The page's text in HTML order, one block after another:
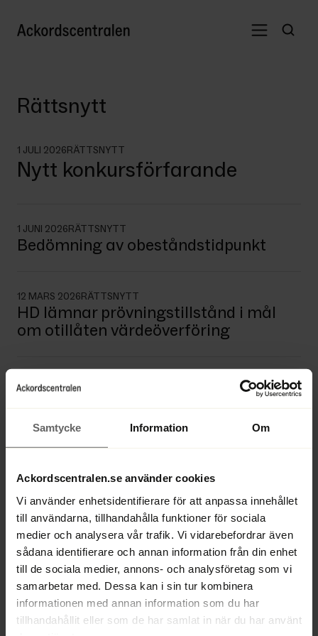
Samtycke Information Om
Ackordscentralen.se använder cookies
Vi använder enhetsidentifierare för att anpassa innehållet
till användarna, tillhandahålla funktioner för sociala
medier och analysera vår trafik. Vi vidarebefordrar även
sådana identifierare och annan information från din enhet
till de sociala medier, annons- och analysföretag som vi
samarbetar med. Dessa kan i sin tur kombinera
informationen med annan information som du har
tillhandahållit eller som de har samlat in när du har använt
Rättsnytt
1 JULI 2026RÄTTSNYTT
Nytt konkursförfarande
1 JUNI 2026RÄTTSNYTT
Bedömning av obeståndstidpunkt
12 MARS 2026RÄTTSNYTT
HD lämnar prövningstillstånd i mål
om otillåten värdeöverföring
29 JANUARI 2026RÄTTSNYTT
Rådet och Europaparlamentet enas
om gemensamma EU-regler för
insolvensförfaranden